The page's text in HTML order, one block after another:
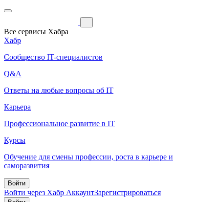
Все сервисы Хабра
Хабр
Сообщество IT-специалистов
Q&A
Ответы на любые вопросы об IT
Карьера
Профессиональное развитие в IT
Курсы
Обучение для смены профессии, роста в карьере и
саморазвития
Войти
Войти через Хабр АккаунтЗарегистрироваться